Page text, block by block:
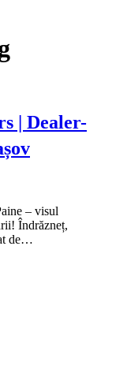
| Dealer-
– visul
Îndrăzneț,
de…